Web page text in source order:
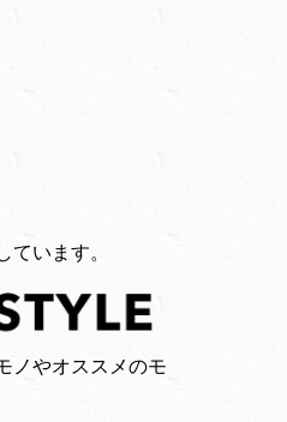
ています。
ノやオススメのモ